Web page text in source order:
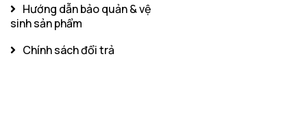
Hướng dẫn bảo quản & vệ
sinh sản phẩm
Chính sách đổi trả